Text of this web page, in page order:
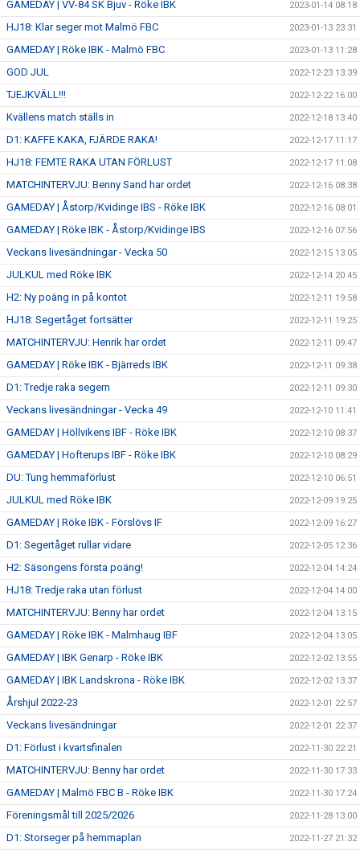
GAMEDAY | VV-84 SK Bjuv - Röke IBK 2023-01-14 08:18
HJ18: Klar seger mot Malmö FBC 2023-01-13 23:31
GAMEDAY | Röke IBK - Malmö FBC 2023-01-13 11:28
GOD JUL 2022-12-23 13:39
TJEJKVÄLL!!! 2022-12-22 16:00
Kvällens match ställs in 2022-12-18 13:40
D1: KAFFE KAKA, FJÄRDE RAKA! 2022-12-17 11:17
HJ18: FEMTE RAKA UTAN FÖRLUST 2022-12-17 11:08
MATCHINTERVJU: Benny Sand har ordet 2022-12-16 08:38
GAMEDAY | Åstorp/Kvidinge IBS - Röke IBK 2022-12-16 08:01
GAMEDAY | Röke IBK - Åstorp/Kvidinge IBS 2022-12-16 07:56
Veckans livesändningar - Vecka 50 2022-12-15 13:05
JULKUL med Röke IBK 2022-12-14 20:45
H2: Ny poäng in på kontot 2022-12-11 19:58
HJ18: Segertåget fortsätter 2022-12-11 19:25
MATCHINTERVJU: Henrik har ordet 2022-12-11 09:47
GAMEDAY | Röke IBK - Bjärreds IBK 2022-12-11 09:38
D1: Tredje raka segern 2022-12-11 09:30
Veckans livesändningar - Vecka 49 2022-12-10 11:41
GAMEDAY | Höllvikens IBF - Röke IBK 2022-12-10 08:37
GAMEDAY | Hofterups IBF - Röke IBK 2022-12-10 08:29
DU: Tung hemmaförlust 2022-12-10 06:51
JULKUL med Röke IBK 2022-12-09 19:25
GAMEDAY | Röke IBK - Förslövs IF 2022-12-09 16:27
D1: Segertåget rullar vidare 2022-12-05 12:36
H2: Säsongens första poäng! 2022-12-04 14:24
HJ18: Tredje raka utan förlust 2022-12-04 14:00
MATCHINTERVJU: Benny har ordet 2022-12-04 13:15
GAMEDAY | Röke IBK - Malmhaug IBF 2022-12-04 13:05
GAMEDAY | IBK Genarp - Röke IBK 2022-12-02 13:55
GAMEDAY | IBK Landskrona - Röke IBK 2022-12-02 13:37
Årshjul 2022-23 2022-12-01 22:57
Veckans livesändningar 2022-12-01 22:37
D1: Förlust i kvartsfinalen 2022-11-30 22:21
MATCHINTERVJU: Benny har ordet 2022-11-30 17:33
GAMEDAY | Malmö FBC B - Röke IBK 2022-11-30 17:24
Föreningsmål till 2025/2026 2022-11-28 13:00
D1: Storseger på hemmaplan 2022-11-27 21:32